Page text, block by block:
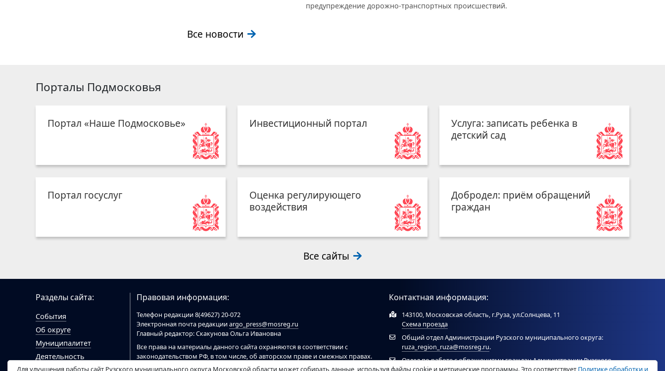
предупреждение дорожно-транспортных происшествий.
Все новости
Порталы Подмосковья
Портал «Наше Подмосковье» Инвестиционный портал
Услуга: записать ребенка в
детский сад
Портал госуслуг
Оценка регулирующего
воздействия
Добродел: приём обращений
граждан
Все сайты
Разделы сайта:
События
Об округе
Муниципалитет
Деятельность
Правовая информация:
Телефон редакции 8(49627) 20-072
Электронная почта редакцииargo_press@mosreg.ru
Главный редактор: Скакунова Ольга Ивановна
Все права на материалы данного сайта охраняются в соответствии с
законодательством РФ, в том числе, об авторском праве и смежных правах.
При цитировании материалов обязательна ссылка на сайт
Контактная информация:
143100, Московская область, г.Руза, ул.Солнцева, 11
Схема проезда
Общий отдел Администрации Рузского муниципального округа:
ruza_region_ruza@mosreg.ru.
Отдел по работе с обращениями граждан Администрации Рузского
Для улучшения работы сайт Рузского муниципального округа Московской области может собирать данные, используя файлы cookie и метрические программы. Это соответствует Политике обработки и